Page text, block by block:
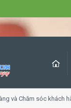
và Chăm sóc khách